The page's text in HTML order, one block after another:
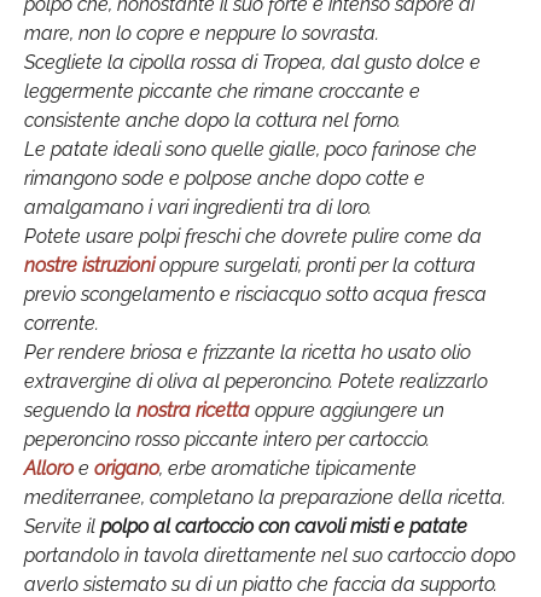
mare, non lo copre e neppure lo sovrasta.
Scegliete la cipolla rossa di Tropea, dal gusto dolce e
leggermente piccante che rimane croccante e
consistente anche dopo la cottura nel forno.
Le patate ideali sono quelle gialle, poco farinose che
rimangono sode e polpose anche dopo cotte e
amalgamano i vari ingredienti tra di loro.
Potete usare polpi freschi che dovrete pulire come da
nostre istruzionioppure surgelati, pronti per la cottura
previo scongelamento e risciacquo sotto acqua fresca
corrente.
Per rendere briosa e frizzante la ricetta ho usato olio
extravergine di oliva al peperoncino. Potete realizzarlo
seguendo la nostra ricetta oppure aggiungere un
peperoncino rosso piccante intero per cartoccio.
Alloroe origano, erbe aromatiche tipicamente
mediterranee, completano la preparazione della ricetta.
Servite il polpo al cartoccio con cavoli misti e patate
portandolo in tavola direttamente nel suo cartoccio dopo
averlo sistemato su di un piatto che faccia da supporto.